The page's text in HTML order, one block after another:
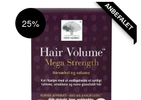
25% ANBEFALET